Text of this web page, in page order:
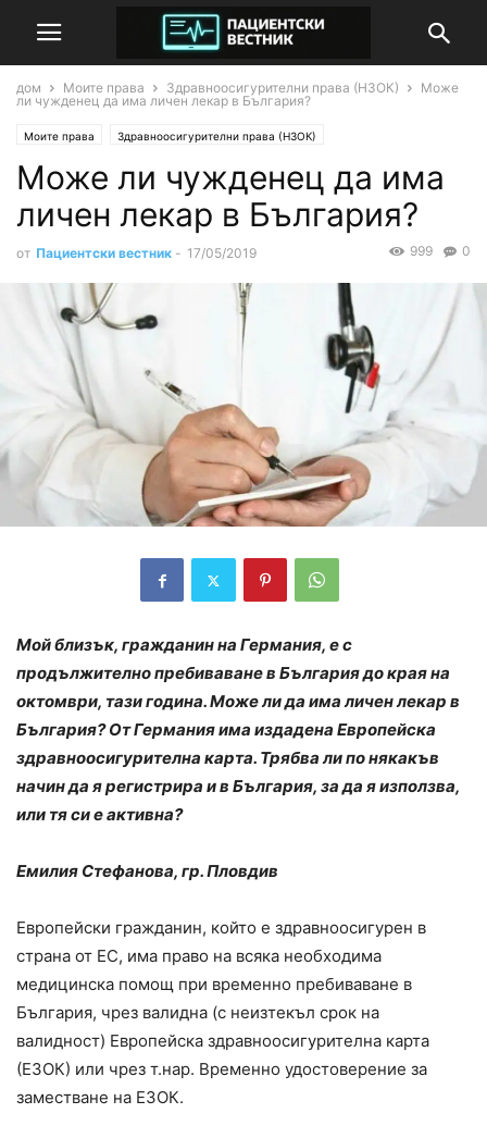
дом Моите права Здравноосигурителни права (НЗОК)
Може
ли чужденец да има личен лекар в България?
Моите права Здравноосигурителни права (НЗОК)
Може ли чужденец да има
личен лекар в България?
от Пациентски вестник - 17/05/2019 0
999
Мой близък, гражданин на Германия, е с
продължително пребиваване в България до края на
октомври, тази година. Може ли да има личен лекар в
България? От Германия има издадена Европейска
здравноосигурителна карта. Трябва ли по някакъв
начин да я регистрира и в България, за да я използва,
или тя си е активна?
Емилия Стефанова, гр. Пловдив
Европейски гражданин, който е здравноосигурен в
страна от ЕС, има право на всяка необходима
медицинска помощ при временно пребиваване в
България, чрез валидна (с неизтекъл срок на
валидност) Европейска здравноосигурителна карта
(ЕЗОК) или чрез т.нар. Временно удостоверение за
заместване на ЕЗОК.